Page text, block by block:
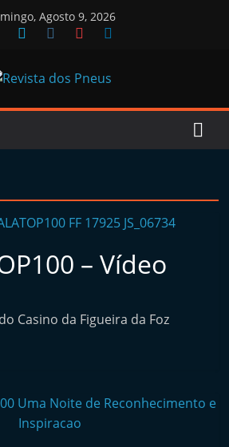
Agosto 9, 2026
– Vídeo
Casino da Figueira da Foz